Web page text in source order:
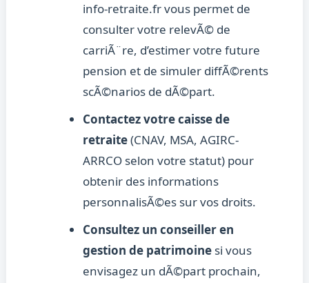
info-retraite.fr vous permet de
consulter votre relevÃ© de
carriÃ¨re, d’estimer votre future
pension et de simuler diffÃ©rents
scÃ©narios de dÃ©part.
Contactez votre caisse de
retraite(CNAV, MSA, AGIRC-
ARRCO selon votre statut) pour
obtenir des informations
personnalisÃ©es sur vos droits.
Consultez un conseiller en
gestion de patrimoinesi vous
envisagez un dÃ©part prochain,